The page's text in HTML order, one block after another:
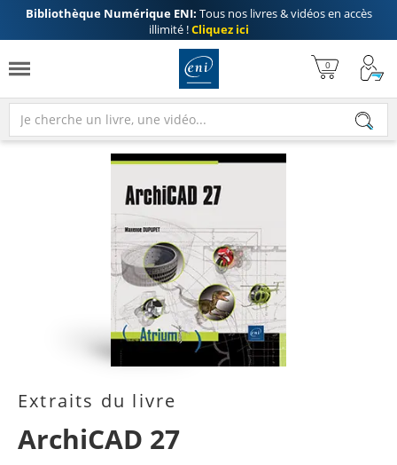
Bibliothèque Numérique ENI: Tous nos livres & vidéos en accès
illimité !Cliquez ici
Extraits du livre
ArchiCAD 27